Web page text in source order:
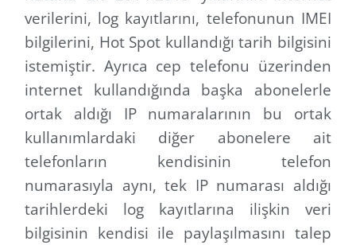
verilerini, log kayıtlarını, telefonunun IMEI
bilgilerini, Hot Spot kullandığı tarih bilgisini
istemiştir. Ayrıca cep telefonu üzerinden
internet kullandığında başka abonelerle
ortak aldığı IP numaralarının bu ortak
kullanımlardaki diğer abonelere ait
telefonların kendisinin telefon
numarasıyla aynı, tek IP numarası aldığı
tarihlerdeki log kayıtlarına ilişkin veri
bilgisinin kendisi ile paylaşılmasını talep